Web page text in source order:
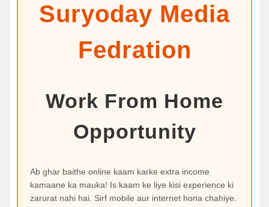
Suryoday Media
Fedration
Work From Home
Opportunity
Ab ghar baithe online kaam karke extra income
kamaane ka mauka! Is kaam ke liye kisi experience ki
zarurat nahi hai. Sirf mobile aur internet hona chahiye.